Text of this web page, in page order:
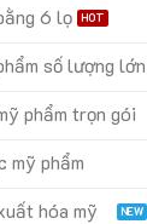
6 lọ
số lượng lớn
phẩm trọn gói
mỹ phẩm
hóa mỹ